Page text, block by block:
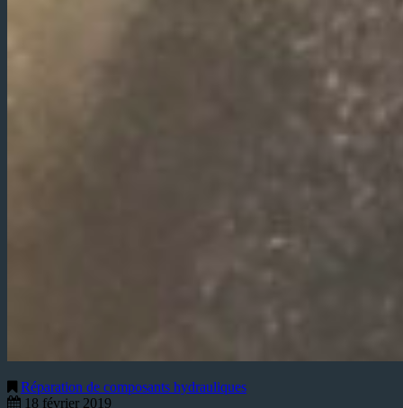
Réparation de composants hydrauliques
18 février 2019